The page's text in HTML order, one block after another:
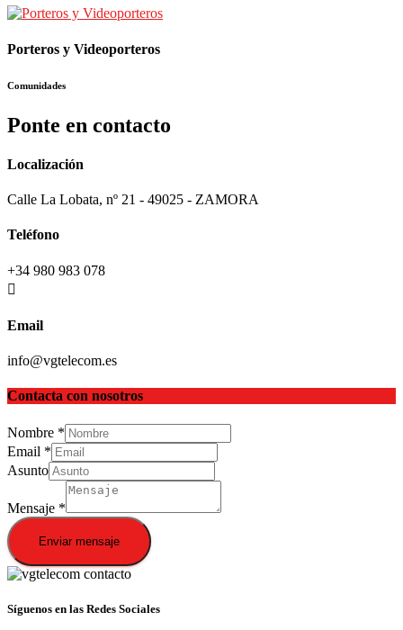
Porteros y Videoporteros
Comunidades
Ponte en contacto
Localización
Calle La Lobata, nº 21 - 49025 - ZAMORA
Teléfono
+34 980 983 078
Email
info@vgtelecom.es
Contacta con nosotros
Nombre *
Email *
Asunto
Mensaje *
Enviar mensaje
Síguenos en las Redes Sociales